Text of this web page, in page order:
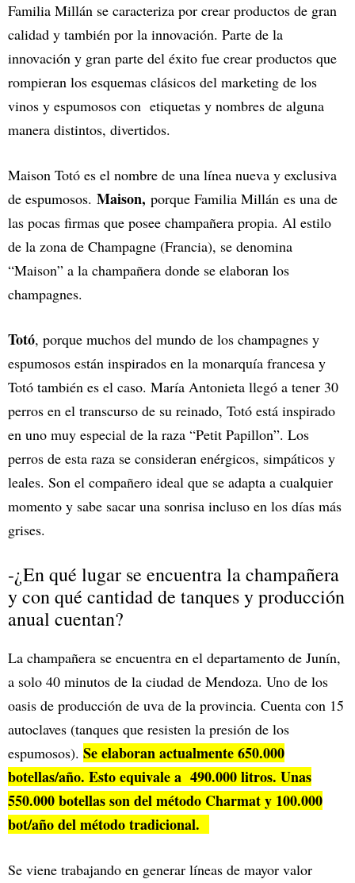
Familia Millán se caracteriza por crear productos de gran
calidad y también por la innovación. Parte de la
innovación y gran parte del éxito fue crear productos que
rompieran los esquemas clásicos del marketing de los
vinos y espumosos con etiquetas y nombres de alguna
manera distintos, divertidos.
Maison Totó es el nombre de una línea nueva y exclusiva
de espumosos. Maison, porque Familia Millán es una de
las pocas firmas que posee champañera propia. Al estilo
de la zona de Champagne (Francia), se denomina
“Maison” a la champañera donde se elaboran los
champagnes.
Totó, porque muchos del mundo de los champagnes y
espumosos están inspirados en la monarquía francesa y
Totó también es el caso. María Antonieta llegó a tener 30
perros en el transcurso de su reinado, Totó está inspirado
en uno muy especial de la raza “Petit Papillon”. Los
perros de esta raza se consideran enérgicos, simpáticos y
leales. Son el compañero ideal que se adapta a cualquier
momento y sabe sacar una sonrisa incluso en los días más
grises.
-¿En qué lugar se encuentra la champañera
y con qué cantidad de tanques y producción
anual cuentan?
La champañera se encuentra en el departamento de Junín,
a solo 40 minutos de la ciudad de Mendoza. Uno de los
oasis de producción de uva de la provincia. Cuenta con 15
autoclaves (tanques que resisten la presión de los
espumosos). Se elaboran actualmente 650.000
botellas/año. Esto equivale a 490.000 litros. Unas
550.000 botellas son del método Charmat y 100.000
bot/año del método tradicional.
Se viene trabajando en generar líneas de mayor valor